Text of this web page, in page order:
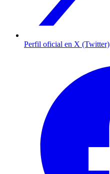
Perfil oficial en X (Twitter)